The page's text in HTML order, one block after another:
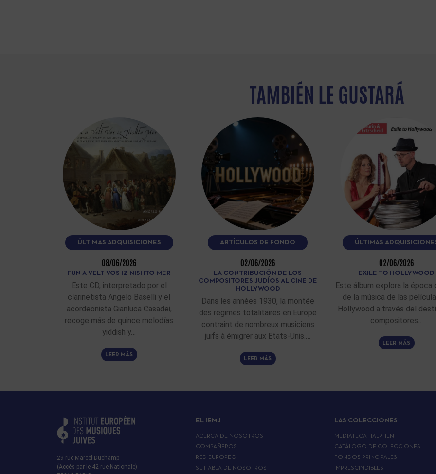
TAMBIÉN LE GUSTARÁ
ÚLTIMAS ADQUISICIONES
08/06/2026
FUN A VELT VOS IZ NISHTO MER
Este CD, interpretado por el
clarinetista Angelo Baselli y el
acordeonista Gianluca Casadei,
recoge más de quince melodías
yiddish y…
LEER MÁS
ARTÍCULOS DE FONDO
02/06/2026
LA CONTRIBUCIÓN DE LOS
COMPOSITORES JUDÍOS AL CINE DE
HOLLYWOOD
Dans les années 1930, la montée
des régimes totalitaires en Europe
contraint de nombreux musiciens
juifs à émigrer aux Etats-Unis.…
LEER MÁS
ÚLTIMAS
02/06/2026
EXILE TO HOLLYWOOD
Este álbum explora la época
de la música de las
Hollywood a través del
compositores…
LEER MÁS
29 rue Marcel Duchamp
(Accès par le 42 rue Nationale)
EL IEMJ
ACERCA DE NOSOTROS
COMPAÑEROS
RED EUROPEO
SE HABLA DE NOSOTROS
LAS COLECCIONES
MEDIATECA HALPHEN
CATÁLOGO DE COLECCIONES
FONDOS PRINCIPALES
IMPRESCINDIBLES